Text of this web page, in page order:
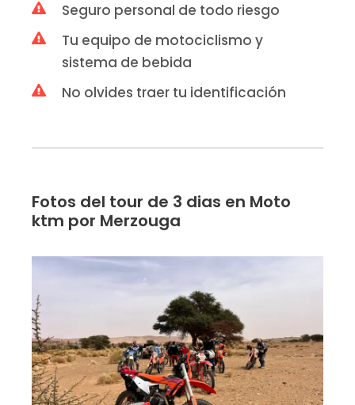
Seguro personal de todo riesgo
Tu equipo de motociclismo y
sistema de bebida
No olvides traer tu identificación
Fotos del tour de 3 dias en Moto
ktm por Merzouga